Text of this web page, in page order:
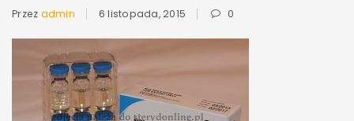
Przez admin 6 listopada, 2015 0